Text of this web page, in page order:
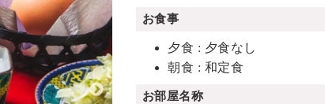
お食事
夕食 : 夕食なし
朝食 : 和定食
お部屋名称